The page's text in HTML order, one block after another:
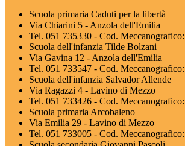
Scuola primaria Caduti per la libertà
Via Chiarini 5 - Anzola dell'Emilia
Tel. 051 735330 - Cod.
Scuola dell'infanzia Tilde Bolzani
Via Gavina 12 - Anzola dell'Emilia
Tel. 051 733547 - Cod.
Scuola dell'infanzia Salvador Allende
Via Ragazzi 4 - Lavino di Mezzo
Tel. 051 733426 - Cod.
Scuola primaria Arcobaleno
Via Emilia 29 - Lavino di Mezzo
Tel. 051 733005 - Cod.